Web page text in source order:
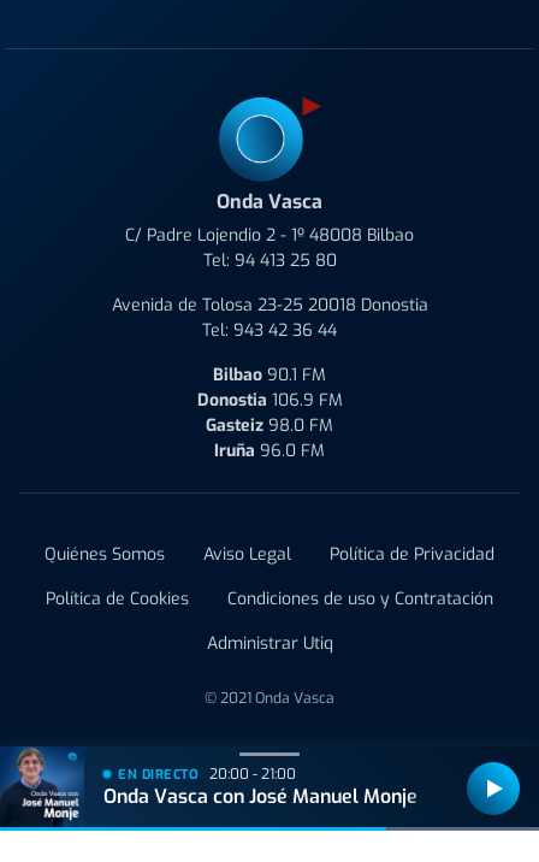
Onda Vasca
C/ Padre Lojendio 2 - 1º 48008 Bilbao
Tel: 94 413 25 80
Avenida de Tolosa 23-25 20018 Donostia
Tel: 943 42 36 44
Bilbao 90.1 FM
Donostia 106.9 FM
Gasteiz 98.0 FM
Iruña 96.0 FM
Quiénes Somos Aviso Legal
Política de Privacidad
Política de Cookies
Condiciones de uso y Contratación
Administrar Utiq
© 2021 Onda Vasca
EN DIRECTO 20:00 - 21:00
Onda Vasca con José Manuel Monje